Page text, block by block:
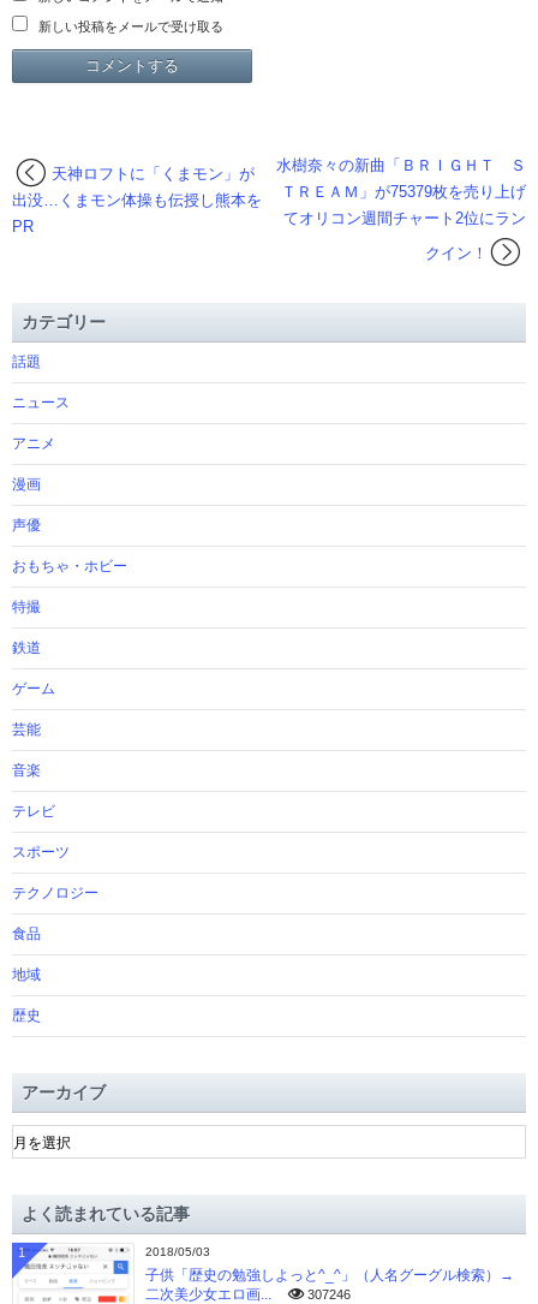
新しい投稿をメールで受け取る
水樹奈々の新曲「ＢＲＩＧＨＴ Ｓ
ＴＲＥＡＭ」が75379枚を売り上げ
てオリコン週間チャート2位にラン
クイン！
天神ロフトに「くまモン」が
出没…くまモン体操も伝授し熊本を
PR
カテゴリー
話題
ニュース
アニメ
漫画
声優
おもちゃ・ホビー
特撮
鉄道
ゲーム
芸能
音楽
テレビ
スポーツ
テクノロジー
食品
地域
歴史
アーカイブ
ア
ー
ブよく読まれている記事
2018/05/03
子供「歴史の勉強しよっと^_^」（人名グーグル検索）→
二次美少女エロ画...
307246
1